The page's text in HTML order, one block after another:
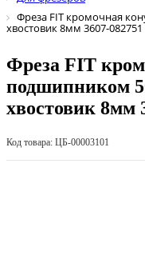
Фреза FIT кромочная
хвостовик 8мм 3607-082751
Фреза FIT
подшипником
хвостовик 8мм
Код товара: ЦБ-00003101